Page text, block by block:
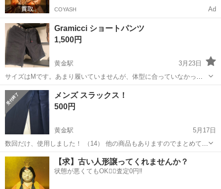
COYASH Ad
Gramicci ショートパンツ
1,500円
黄金駅
3月23日
サイズはMです。あまり履いていませんが、体型に合っていなかった
ため出品します
愛知 名古屋市 黄金駅 ボトムス
メンズ スラックス！
500円
黄金駅
5月17日
数回だけ、使用しました！ （14） 他の商品もありますのでまとめて購
入していただける方は （）内の番号と共に連絡いただけると助かりま
す！！
愛知 名古屋市 黄金駅 ボトムス 商品
【求】古い人形譲ってくれませんか？
状態が悪くてもOK🙆‍♀️査定0円‼️